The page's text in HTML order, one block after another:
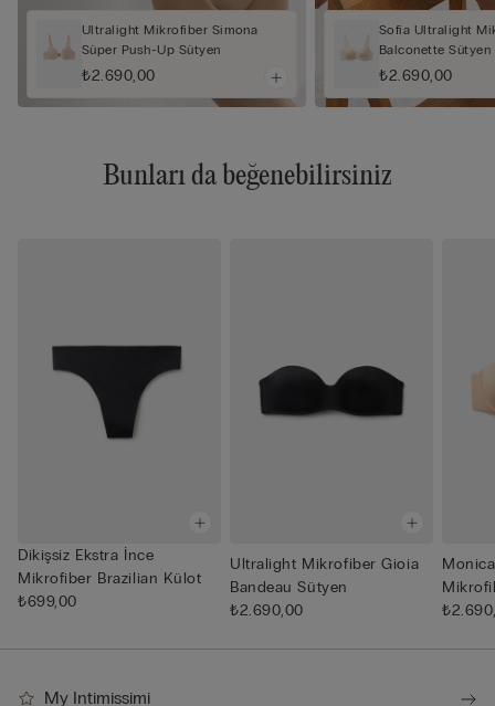
Ultralight Mikrofiber Simona
Süper Push-Up Sütyen
₺2.690,00
Sofia Ultralight
Balconette Sütyen
₺2.690,00
Bunları da beğenebilirsiniz
Dikişsiz Ekstra İnce
Mikrofiber Brazilian Külot
₺699,00
Ultralight Mikrofiber Gioia
Bandeau Sütyen
₺2.690,00
My Intimissimi